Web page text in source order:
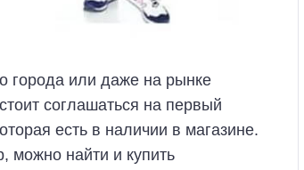
города или даже на рынке
соглашаться на первый
есть в наличии в магазине.
можно найти и купить